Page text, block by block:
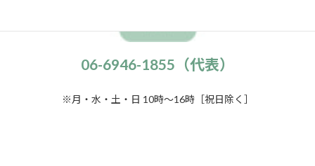
06-6946-1855（代表）
※月・水・土・日 10時～16時［祝日除く］